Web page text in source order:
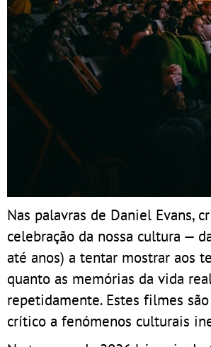
Nas palavras de Daniel Evans,
celebração da nossa cultura —
até anos) a tentar mostrar aos
quanto as memórias da vida
repetidamente. Estes filmes
crítico a fenómenos culturais